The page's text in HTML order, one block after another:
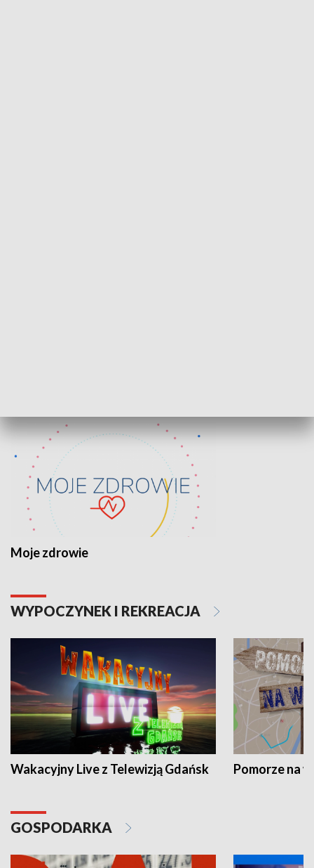
Moje zdrowie
WYPOCZYNEK I REKREACJA
Wakacyjny Live z Telewizją Gdańsk Pomorze na
GOSPODARKA